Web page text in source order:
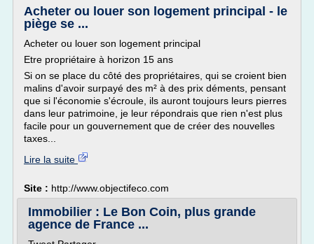
Acheter ou louer son logement principal - le
piège se ...
Acheter ou louer son logement principal
Etre propriétaire à horizon 15 ans
Si on se place du côté des propriétaires, qui se croient bien
malins d'avoir surpayé des m² à des prix déments, pensant
que si l'économie s'écroule, ils auront toujours leurs pierres
dans leur patrimoine, je leur répondrais que rien n'est plus
facile pour un gouvernement que de créer des nouvelles
taxes...
Lire la suite
Site : http://www.objectifeco.com
Immobilier : Le Bon Coin, plus grande
agence de France ...